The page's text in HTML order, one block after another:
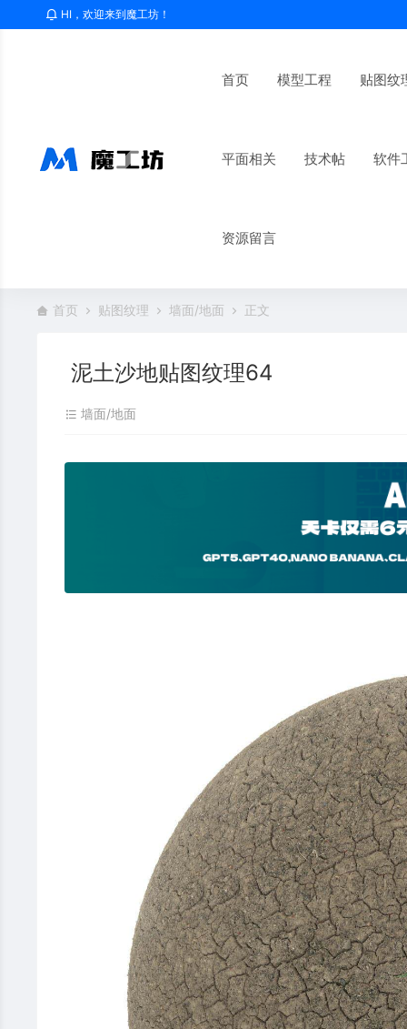
HI，欢迎来到魔工坊！
首页 模型工程 贴图纹
平面相关 技术帖 软件
资源留言
首页 贴图纹理 墙面/地面 正文
泥土沙地贴图纹理64
墙面/地面